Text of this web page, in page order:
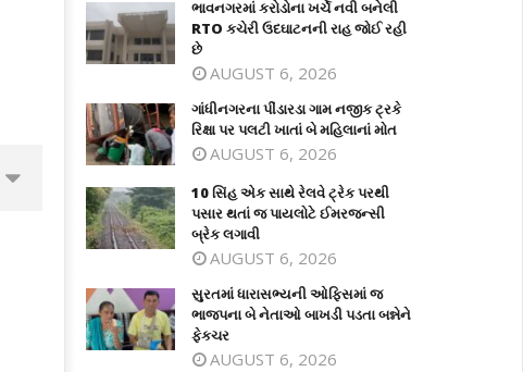
ભાવનગરમાં કરોડોના ખર્ચે નવી બનેલી
RTO કચેરી ઉદઘાટનની રાહ જોઈ રહી
છે
AUGUST 6, 2026
ગાંધીનગરના પીંડારડા ગામ નજીક ટ્રકે
રિક્ષા પર પલટી ખાતાં બે મહિલાનાં મોત
AUGUST 6, 2026
10 સિંહ એક સાથે રેલવે ટ્રેક પરથી
પસાર થતાં જ પાયલોટે ઈમરજન્સી
બ્રેક લગાવી
AUGUST 6, 2026
સુરતમાં ધારાસભ્યની ઓફિસમાં જ
ભાજપના બે નેતાઓ બાખડી પડતા બન્નેને
ફેકચર
AUGUST 6, 2026